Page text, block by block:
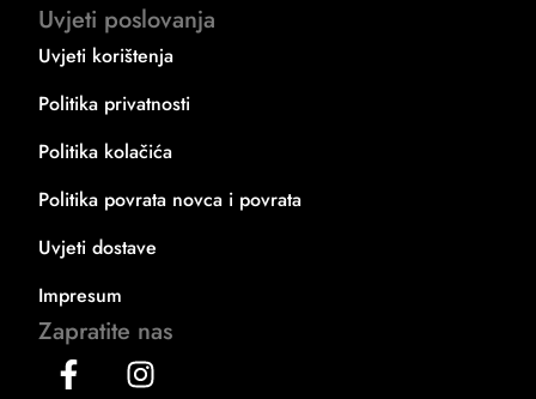
Uvjeti poslovanja
Uvjeti korištenja
Politika privatnosti
Politika kolačića
Politika povrata novca i povrata
Uvjeti dostave
Impresum
Zapratite nas